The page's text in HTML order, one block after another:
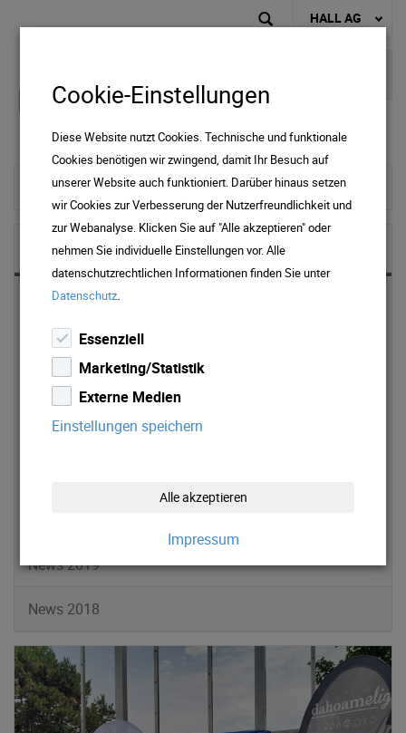
HALL AG
zur Startseite
NEWS & MEDIA
News 2025
News 2024
News 2023
News 2022
News 2019
News 2018
Cookie-Einstellungen
Diese Website nutzt Cookies. Technische und funktionale
Cookies benötigen wir zwingend, damit Ihr Besuch auf
unserer Website auch funktioniert. Darüber hinaus setzen
wir Cookies zur Verbesserung der Nutzerfreundlichkeit und
zur Webanalyse. Klicken Sie auf "Alle akzeptieren" oder
nehmen Sie individuelle Einstellungen vor. Alle
datenschutzrechtlichen Informationen finden Sie unter
Datenschutz.
Essenziell
Marketing/Statistik
Externe Medien
Einstellungen speichern
Alle akzeptieren
Impressum